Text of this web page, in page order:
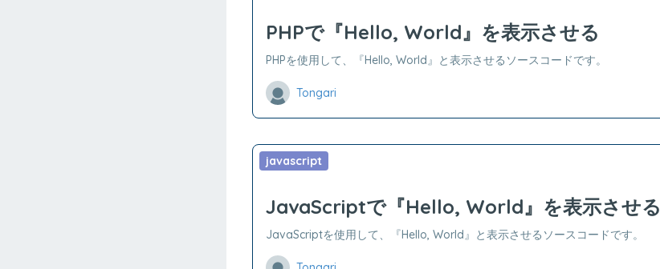
PHPで『Hello, World』を表示させる
PHPを使用して、『Hello, World』と表示させるソースコードです。
Tongari
javascript
JavaScriptで『Hello, World』を表示させる
JavaScriptを使用して、『Hello, World』と表示させるソースコードです。